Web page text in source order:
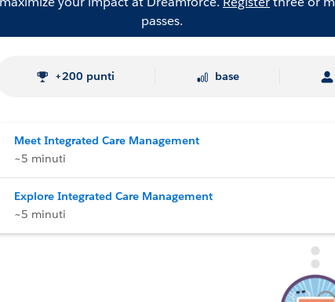
passes.
+200 punti base
Meet Integrated Care Management
~5 minuti
Explore Integrated Care Management
~5 minuti